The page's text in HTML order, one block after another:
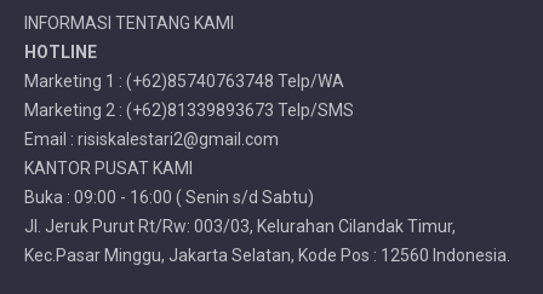
INFORMASI TENTANG KAMI
HOTLINE
Marketing 1 : (+62)85740763748 Telp/WA
Marketing 2 : (+62)81339893673 Telp/SMS
Email : risiskalestari2@gmail.com
KANTOR PUSAT KAMI
Buka : 09:00 - 16:00 ( Senin s/d Sabtu)
Jl. Jeruk Purut Rt/Rw: 003/03, Kelurahan Cilandak Timur,
Kec.Pasar Minggu, Jakarta Selatan, Kode Pos : 12560 Indonesia.